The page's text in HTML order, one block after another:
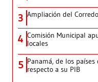
3 Ampliación del
4 Comisión Municipal
locales
5 Panamá, de los
respecto a su PIB